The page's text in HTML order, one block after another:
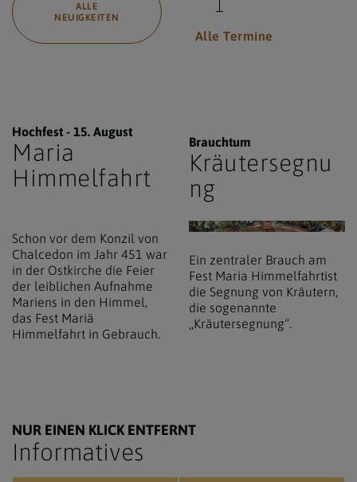
ALLE
NEUIGKEITEN
Alle Termine
Hochfest - 15. August
Maria
Himmelfahrt
www.markus-goestl.at / Hochaltarbild Maria
Schon vor dem Konzil von
Chalcedon im Jahr 451 war
in der Ostkirche die Feier
der leiblichen Aufnahme
Mariens in den Himmel,
das Fest Mariä
Himmelfahrt in Gebrauch.
Brauchtum
Kräutersegnu
ng
Ein zentraler Brauch am
Fest Maria Himmelfahrtist
die Segnung von Kräutern,
die sogenannte
„Kräutersegnung“.
NUR EINEN KLICK ENTFERNT
Informatives